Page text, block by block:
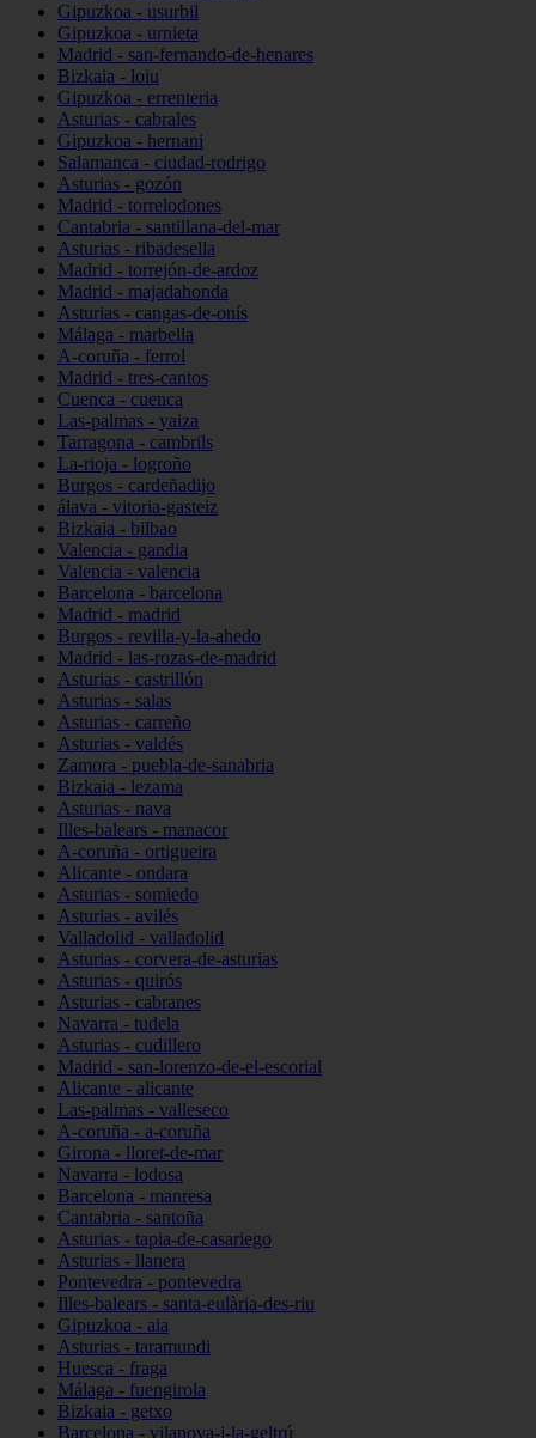
Gipuzkoa - usurbil
Gipuzkoa - urnieta
Madrid - san-fernando-de-henares
Bizkaia - loiu
Gipuzkoa - errenteria
Asturias - cabrales
Gipuzkoa - hernani
Salamanca - ciudad-rodrigo
Asturias - gozón
Madrid - torrelodones
Cantabria - santillana-del-mar
Asturias - ribadesella
Madrid - torrejón-de-ardoz
Madrid - majadahonda
Asturias - cangas-de-onís
Málaga - marbella
A-coruña - ferrol
Madrid - tres-cantos
Cuenca - cuenca
Las-palmas - yaiza
Tarragona - cambrils
La-rioja - logroño
Burgos - cardeñadijo
álava - vitoria-gasteiz
Bizkaia - bilbao
Valencia - gandia
Valencia - valencia
Barcelona - barcelona
Madrid - madrid
Burgos - revilla-y-la-ahedo
Madrid - las-rozas-de-madrid
Asturias - castrillón
Asturias - salas
Asturias - carreño
Asturias - valdés
Zamora - puebla-de-sanabria
Bizkaia - lezama
Asturias - nava
Illes-balears - manacor
A-coruña - ortigueira
Alicante - ondara
Asturias - somiedo
Asturias - avilés
Valladolid - valladolid
Asturias - corvera-de-asturias
Asturias - quirós
Asturias - cabranes
Navarra - tudela
Asturias - cudillero
Madrid - san-lorenzo-de-el-escorial
Alicante - alicante
Las-palmas - valleseco
A-coruña - a-coruña
Girona - lloret-de-mar
Navarra - lodosa
Barcelona - manresa
Cantabria - santoña
Asturias - tapia-de-casariego
Asturias - llanera
Pontevedra - pontevedra
Illes-balears - santa-eulària-des-riu
Gipuzkoa - aia
Asturias - taramundi
Huesca - fraga
Málaga - fuengirola
Bizkaia - getxo
Barcelona - vilanova-i-la-geltrú